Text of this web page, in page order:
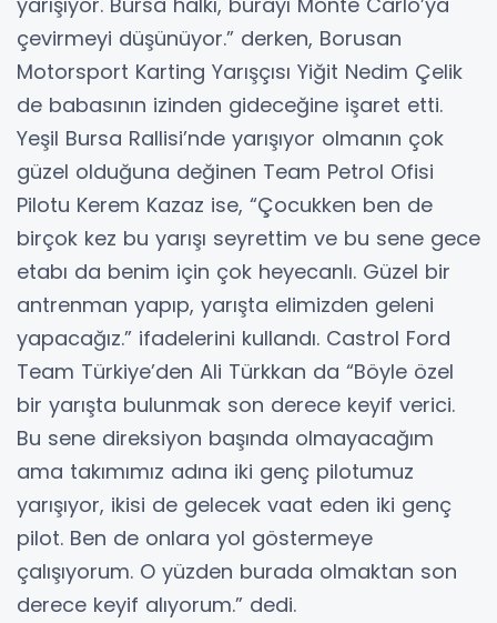
çevirmeyi düşünüyor.” derken, Borusan
Motorsport Karting Yarışçısı Yiğit Nedim Çelik
de babasının izinden gideceğine işaret etti.
Yeşil Bursa Rallisi’nde yarışıyor olmanın çok
güzel olduğuna değinen Team Petrol Ofisi
Pilotu Kerem Kazaz ise, “Çocukken ben de
birçok kez bu yarışı seyrettim ve bu sene gece
etabı da benim için çok heyecanlı. Güzel bir
antrenman yapıp, yarışta elimizden geleni
yapacağız.” ifadelerini kullandı. Castrol Ford
Team Türkiye’den Ali Türkkan da “Böyle özel
bir yarışta bulunmak son derece keyif verici.
Bu sene direksiyon başında olmayacağım
ama takımımız adına iki genç pilotumuz
yarışıyor, ikisi de gelecek vaat eden iki genç
pilot. Ben de onlara yol göstermeye
çalışıyorum. O yüzden burada olmaktan son
derece keyif alıyorum.” dedi.